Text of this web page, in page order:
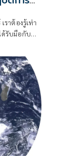
ราต้องรู้เท่า
ด้รับมือกับ